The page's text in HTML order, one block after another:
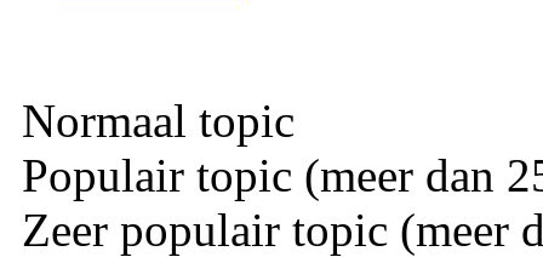
Normaal topic
Populair topic (meer dan
Zeer populair topic (meer